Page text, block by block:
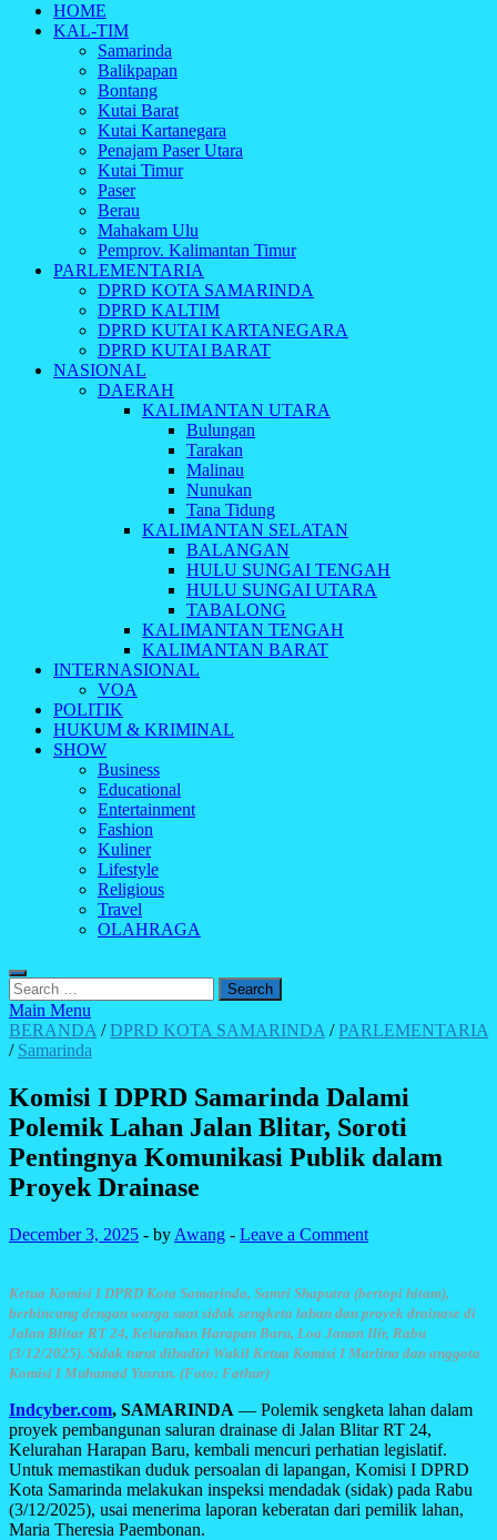
Indonesia Cyber
Media Cetak, Online & Streaming
HOME
KAL-TIM
Samarinda
Balikpapan
Bontang
Kutai Barat
Kutai Kartanegara
Penajam Paser Utara
Kutai Timur
Paser
Berau
Mahakam Ulu
Pemprov. Kalimantan Timur
PARLEMENTARIA
DPRD KOTA SAMARINDA
DPRD KALTIM
DPRD KUTAI KARTANEGARA
DPRD KUTAI BARAT
NASIONAL
DAERAH
KALIMANTAN UTARA
Bulungan
Tarakan
Malinau
Nunukan
Tana Tidung
KALIMANTAN SELATAN
BALANGAN
HULU SUNGAI TENGAH
HULU SUNGAI UTARA
TABALONG
KALIMANTAN TENGAH
KALIMANTAN BARAT
INTERNASIONAL
VOA
POLITIK
HUKUM & KRIMINAL
SHOW
Business
Educational
Entertainment
Fashion
Kuliner
Lifestyle
Religious
Travel
OLAHRAGA
Search
for:
Main Menu
BERANDA /DPRD KOTA SAMARINDA /PARLEMENTARIA
/ Samarinda
Komisi I DPRD Samarinda Dalami
Polemik Lahan Jalan Blitar, Soroti
Pentingnya Komunikasi Publik dalam
Proyek Drainase
December 3, 2025 - by Awang - Leave a Comment
Ketua Komisi I DPRD Kota Samarinda, Samri Shaputra (bertopi hitam),
berbincang dengan warga saat sidak sengketa lahan dan proyek drainase di
Jalan Blitar RT 24, Kelurahan Harapan Baru, Loa Janan Ilir, Rabu
(3/12/2025). Sidak turut dihadiri Wakil Ketua Komisi I Marlina dan anggota
Komisi I Muhamad Yusran. (Foto: Fathur)
Indcyber.com, SAMARINDA — Polemik sengketa lahan dalam
proyek pembangunan saluran drainase di Jalan Blitar RT 24,
Kelurahan Harapan Baru, kembali mencuri perhatian legislatif.
Untuk memastikan duduk persoalan di lapangan, Komisi I DPRD
Kota Samarinda melakukan inspeksi mendadak (sidak) pada Rabu
(3/12/2025), usai menerima laporan keberatan dari pemilik lahan,
Maria Theresia Paembonan.